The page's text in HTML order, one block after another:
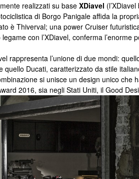
realizzati su base XDiavel
di Borgo Panigale affida la
è Thiverval; una power Cruiser
con l’XDiavel, conferma l’enorme
rappresenta l’unione di due mondi:
quello Ducati, caratterizzato da stile
si unisce un design unico che
2016, sia negli Stati Uniti, il Good